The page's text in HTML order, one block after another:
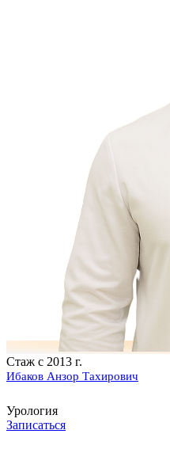
Стаж с 2013 г.
Ибаков Анзор Тахирович
Урология
Записаться